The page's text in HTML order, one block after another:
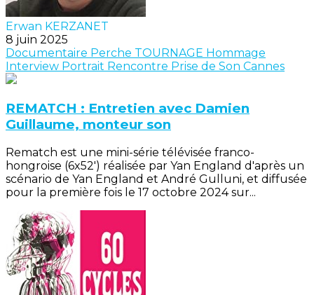
Erwan KERZANET
8 juin 2025
Documentaire Perche TOURNAGE Hommage
Interview Portrait Rencontre Prise de Son Cannes
REMATCH : Entretien avec Damien
Guillaume, monteur son
Rematch est une mini-série télévisée franco-
hongroise (6x52') réalisée par Yan England d'après un
scénario de Yan England et André Gulluni, et diffusée
pour la première fois le 17 octobre 2024 sur...